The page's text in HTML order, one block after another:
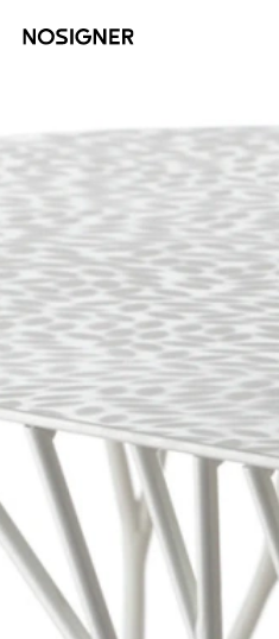
首頁